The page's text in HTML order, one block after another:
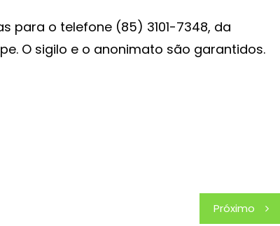
para o telefone (85) 3101-7348, da
O sigilo e o anonimato são garantidos.
Próximo